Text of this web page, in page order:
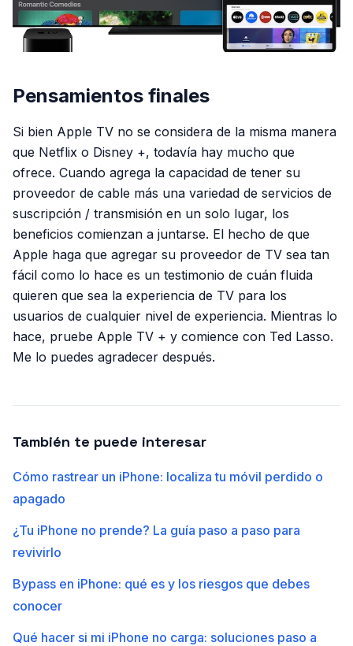
Pensamientos finales
Si bien Apple TV no se considera de la misma manera
que Netflix o Disney +, todavía hay mucho que
ofrece. Cuando agrega la capacidad de tener su
proveedor de cable más una variedad de servicios de
suscripción / transmisión en un solo lugar, los
beneficios comienzan a juntarse. El hecho de que
Apple haga que agregar su proveedor de TV sea tan
fácil como lo hace es un testimonio de cuán fluida
quieren que sea la experiencia de TV para los
usuarios de cualquier nivel de experiencia. Mientras lo
hace, pruebe Apple TV + y comience con Ted Lasso.
Me lo puedes agradecer después.
También te puede interesar
Cómo rastrear un iPhone: localiza tu móvil perdido o
apagado
¿Tu iPhone no prende? La guía paso a paso para
revivirlo
Bypass en iPhone: qué es y los riesgos que debes
conocer
Qué hacer si mi iPhone no carga: soluciones paso a